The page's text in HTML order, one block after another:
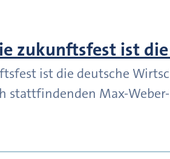
zukunftsfest ist
ist die deutsche
Max-